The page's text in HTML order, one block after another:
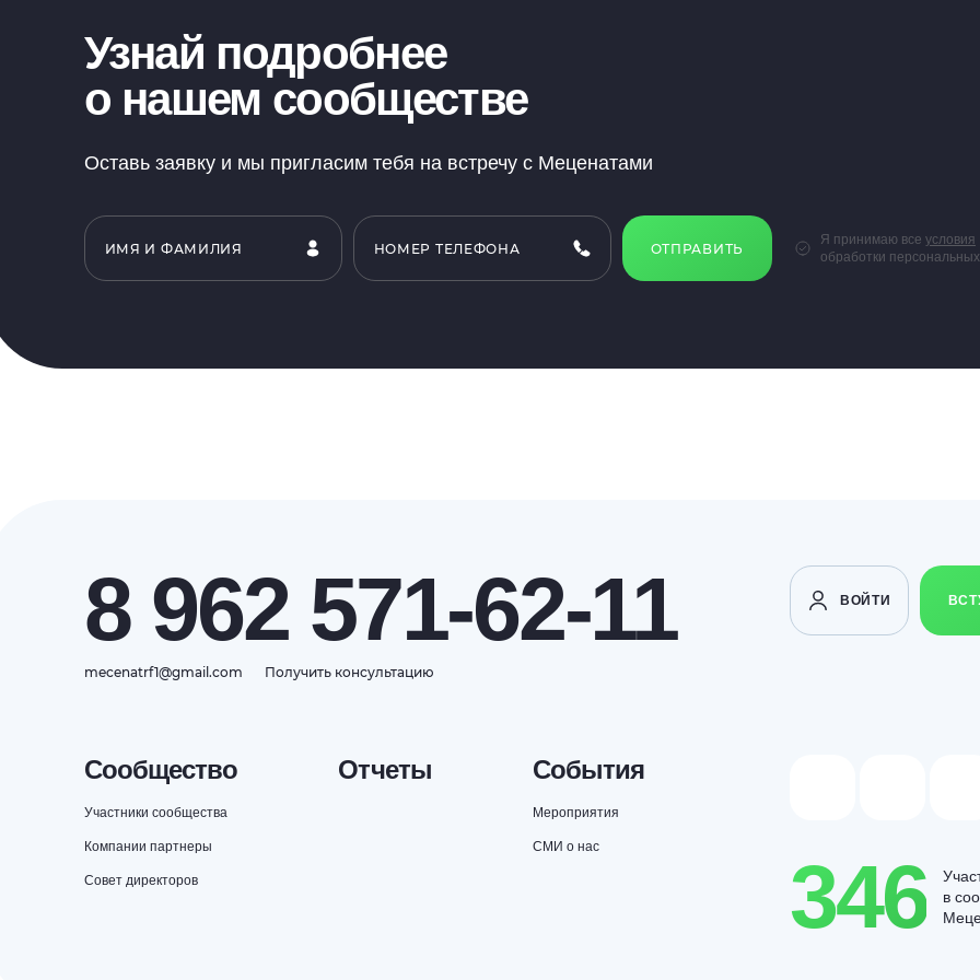
Узнай подробнее
о нашем сообществе
Оставь заявку и мы пригласим тебя на встречу с Меценатами
ОТПРАВИТЬ
Я принимаю все условия
обработки
8 962 571-62-11
mecenatrf1@gmail.com Получить консультацию
ВОЙТИ
Сообщество
Участники сообщества
Компании партнеры
Совет директоров
Отчеты События
Мероприятия
СМИ о нас
346
в